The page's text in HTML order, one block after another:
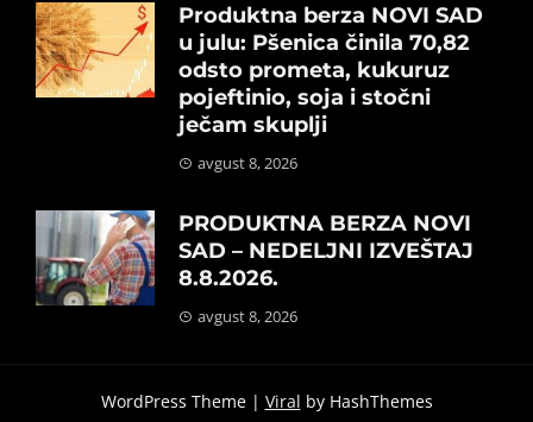
Produktna berza NOVI SAD
u julu: Pšenica činila 70,82
odsto prometa, kukuruz
pojeftinio, soja i stočni
ječam skuplji
avgust 8, 2026
PRODUKTNA BERZA NOVI
SAD – NEDELJNI IZVEŠTAJ
8.8.2026.
avgust 8, 2026
WordPress Theme | Viral by HashThemes